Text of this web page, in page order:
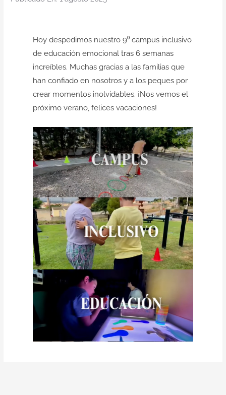
Hoy despedimos nuestro 9⁰ campus inclusivo
de educación emocional tras 6 semanas
increíbles. Muchas gracias a las familias que
han confiado en nosotros y a los peques por
crear momentos inolvidables. ¡Nos vemos el
próximo verano, felices vacaciones!